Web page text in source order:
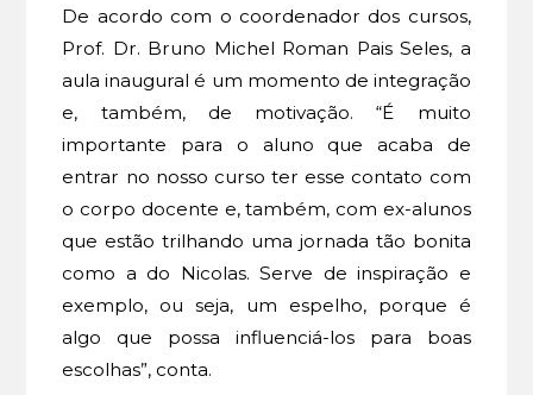
De acordo com o coordenador dos cursos,
Prof. Dr. Bruno Michel Roman Pais Seles, a
aula inaugural é um momento de integração
e, também, de motivação. “É muito
importante para o aluno que acaba de
entrar no nosso curso ter esse contato com
o corpo docente e, também, com ex-alunos
que estão trilhando uma jornada tão bonita
como a do Nicolas. Serve de inspiração e
exemplo, ou seja, um espelho, porque é
algo que possa influenciá-los para boas
escolhas”, conta.